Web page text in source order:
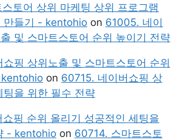
토어 상위 마케팅 상위 프로그램
만들기 - kentohio on 61005. 네이
및 스마트스토어 순위 높이기 전략
핑 상위노출 및 스마트스토어 순위
on 60715. 네이버쇼핑 상
팅을 위한 필수 전략
핑 순위 올리기 성공적인 세팅을
- kentohio on 60714. 스마트스토